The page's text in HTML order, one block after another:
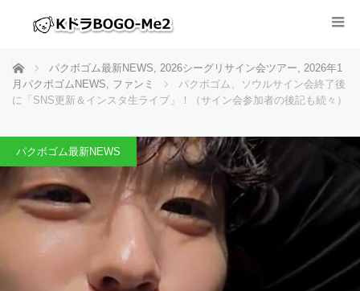
ホーム パクボゴム最新NEWS, 2026シーグリサイン会ツアー, 2026年1
月パクボゴムNEWS, ファンミ
パクボゴム、ソウルサイン会終了後
に「SNS更新＆インスタ生ライブ」！（サイン会参加者の後記も続々）
パクボゴム最新NEWS